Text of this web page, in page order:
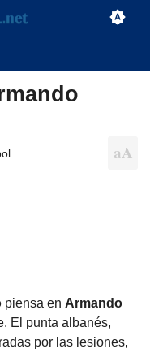
piensa en Armando
El punta albanés,
por las lesiones,